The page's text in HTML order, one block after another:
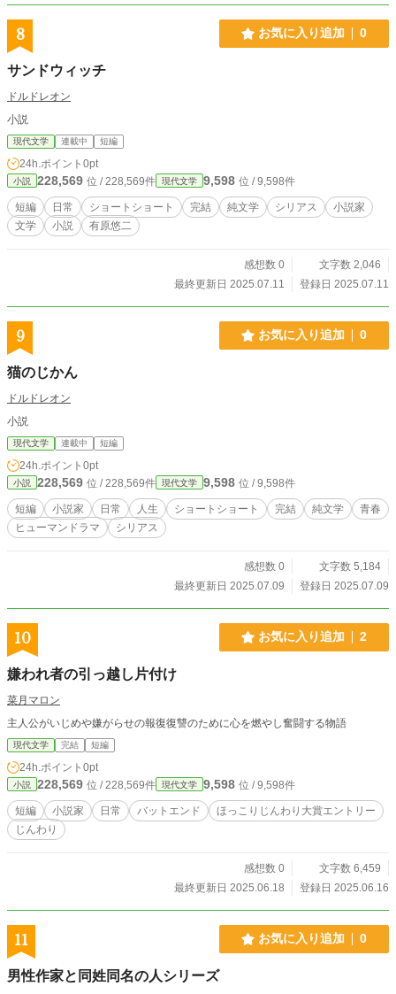
8 お気に入り追加 0
サンドウィッチ
ドルドレオン
小説
現代文学 連載中 短編
24h.ポイント 0pt
小説 228,569 位 / 228,569件 現代文学 9,598 位 / 9,598件
短編 日常 ショートショート 完結 純文学 シリアス
小説家
文学
小説 有原悠二
感想数 0
文字数 2,046
最終更新日 2025.07.11
登録日 2025.07.11
9 お気に入り追加 0
猫のじかん
ドルドレオン
小説
現代文学 連載中 短編
24h.ポイント 0pt
小説 228,569 位 / 228,569件 現代文学 9,598 位 / 9,598件
短編 小説家 日常 人生 ショートショート 完結 純文学
青春
ヒューマンドラマ
シリアス
感想数 0
文字数 5,184
最終更新日 2025.07.09
登録日 2025.07.09
10 お気に入り追加 2
嫌われ者の引っ越し片付け
菜月マロン
主人公がいじめや嫌がらせの報復復讐のために心を燃やし奮闘する物語
現代文学 完結 短編
24h.ポイント 0pt
小説 228,569 位 / 228,569件 現代文学 9,598 位 / 9,598件
短編 小説家 日常 バットエンド
ほっこりじんわり大賞エントリー
じんわり
感想数 0
文字数 6,459
最終更新日 2025.06.18
登録日 2025.06.16
11 お気に入り追加 0
男性作家と同姓同名の人シリーズ